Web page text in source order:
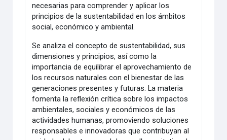
necesarias para comprender y aplicar los
principios de la sustentabilidad en los ámbitos
social, económico y ambiental.
Se analiza el concepto de sustentabilidad, sus
dimensiones y principios, así como la
importancia de equilibrar el aprovechamiento de
los recursos naturales con el bienestar de las
generaciones presentes y futuras. La materia
fomenta la reflexión crítica sobre los impactos
ambientales, sociales y económicos de las
actividades humanas, promoviendo soluciones
responsables e innovadoras que contribuyan al